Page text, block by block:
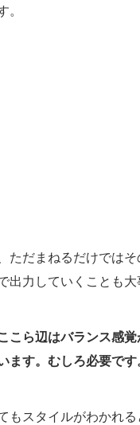
。
ただまねるだけでは
出力していくことも大
こら辺はバランス感
ます。むしろ必要です
もスタイルがわかれ